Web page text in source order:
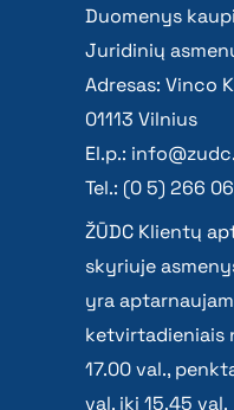
Duomenys
Juridinių
Adresas: Vinco
01113 Vilnius
El.p.:
Tel.: (0 5) 266
ŽŪDC Klientų
skyriuje
yra
ketvirtadieniais
17.00 val.,
val. iki 15.45 val.